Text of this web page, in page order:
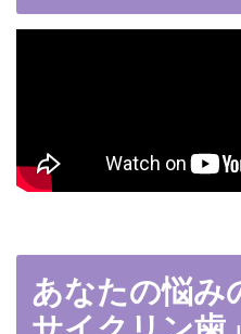
あなたの悩み